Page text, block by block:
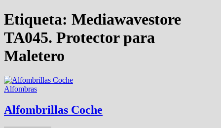
Etiqueta: Mediawavestore
TA045. Protector para
Maletero
Alfombras
Alfombrillas Coche